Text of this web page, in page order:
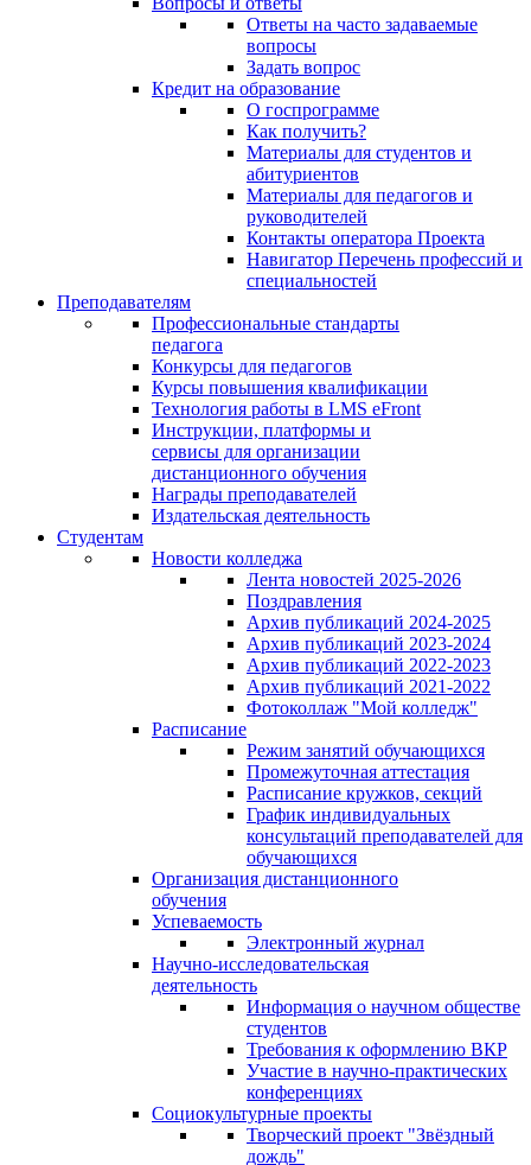
Ответы на часто задаваемые
вопросы
Задать вопрос
Кредит на образование
О госпрограмме
Как получить?
Материалы для студентов и
абитуриентов
Материалы для педагогов и
руководителей
Контакты оператора Проекта
Навигатор Перечень профессий и
специальностей
Преподавателям
Профессиональные стандарты
педагога
Конкурсы для педагогов
Курсы повышения квалификации
Технология работы в LMS eFront
Инструкции, платформы и
сервисы для организации
дистанционного обучения
Награды преподавателей
Издательская деятельность
Студентам
Новости колледжа
Лента новостей 2025-2026
Поздравления
Архив публикаций 2024-2025
Архив публикаций 2023-2024
Архив публикаций 2022-2023
Архив публикаций 2021-2022
Фотоколлаж "Мой колледж"
Расписание
Режим занятий обучающихся
Промежуточная аттестация
Расписание кружков, секций
График индивидуальных
консультаций преподавателей для
обучающихся
Организация дистанционного
обучения
Успеваемость
Электронный журнал
Научно-исследовательская
деятельность
Информация о научном обществе
студентов
Требования к оформлению ВКР
Участие в научно-практических
конференциях
Социокультурные проекты
Творческий проект "Звёздный
дождь"